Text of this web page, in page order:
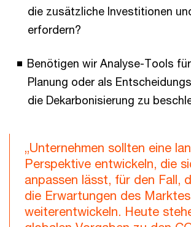
die zusätzliche Investitionen
erfordern?
Benötigen wir Analyse-Tools
Planung oder als
die Dekarbonisierung zu
„Unternehmen sollten eine
Perspektive entwickeln, die
anpassen lässt, für den Fall,
die Erwartungen des Marktes
weiterentwickeln. Heute